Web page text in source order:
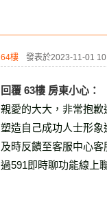
64樓 發表於2023-11-01
回覆 63樓 房東小心：
親愛的大大，非常抱歉
塑造自己成功人士形象
及時反饋至客服中心客
過591即時聊功能線上